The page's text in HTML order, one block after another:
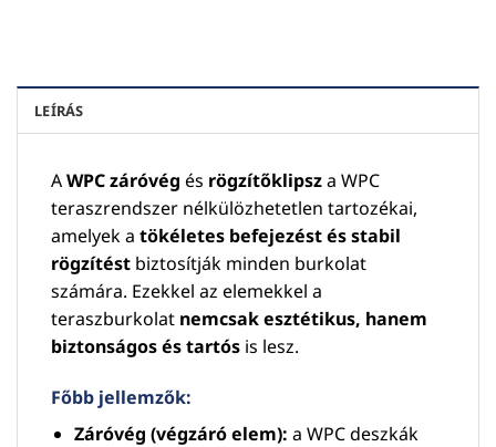
LEÍRÁS
AWPC záróvég és rögzítőklipsza WPC
teraszrendszer nélkülözhetetlen tartozékai,
amelyek a tökéletes befejezést és stabil
rögzítést biztosítják minden burkolat
számára. Ezekkel az elemekkel a
teraszburkolat nemcsak esztétikus, hanem
biztonságos és tartós is lesz.
Főbb jellemzők:
Záróvég (végzáró elem): a WPC deszkák